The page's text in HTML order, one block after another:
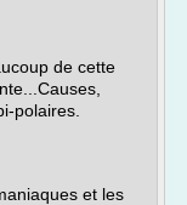
de cette
polaires.
et les